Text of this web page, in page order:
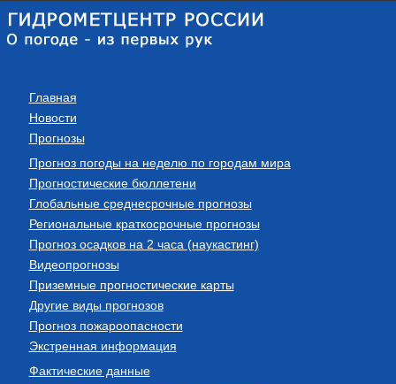
Главная
Новости
Прогнозы
Прогноз погоды на неделю по городам мира
Прогностические бюллетени
Глобальные среднесрочные прогнозы
Региональные краткосрочные прогнозы
Прогноз осадков на 2 часа (наукастинг)
Видеопрогнозы
Приземные прогностические карты
Другие виды прогнозов
Прогноз пожароопасности
Экстренная информация
Фактические данные